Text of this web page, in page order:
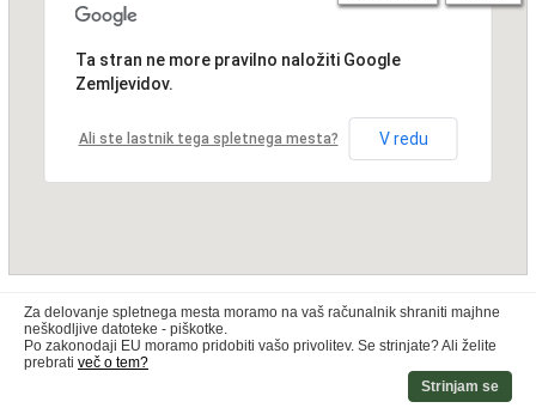
Ta stran ne more pravilno naložiti Google
Zemljevidov.
Ali ste lastnik tega spletnega mesta? V redu
Za delovanje spletnega mesta moramo na vaš računalnik shraniti majhne
neškodljive datoteke - piškotke.
Po zakonodaji EU moramo pridobiti vašo privolitev. Se strinjate? Ali želite
prebrati več o tem?
Strinjam se